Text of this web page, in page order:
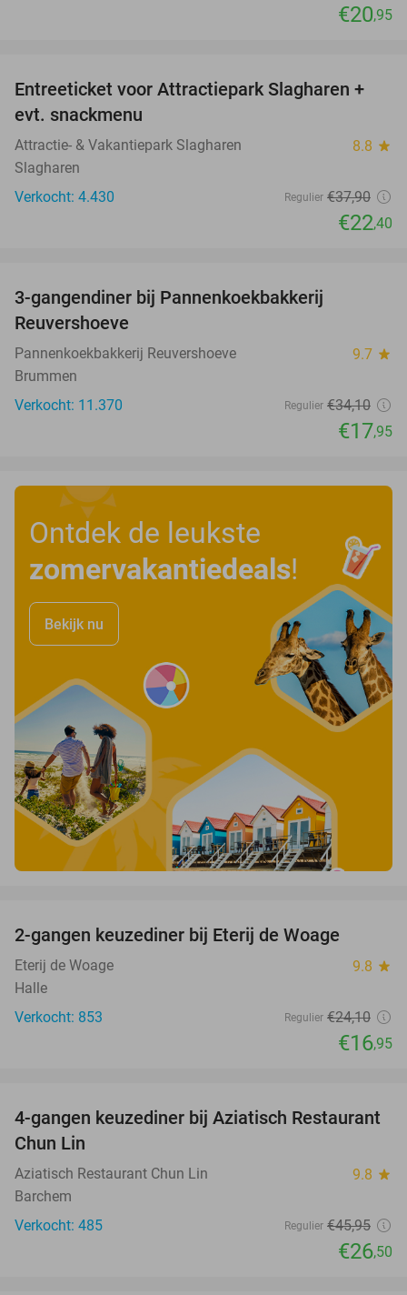
€20,95
41%
Entreeticket voor Attractiepark Slagharen +
evt. snackmenu
Attractie- & Vakantiepark Slagharen 8.8 star
Slagharen
Verkocht: 4.430
Regulier €37,90
€22,40
3-gangendiner bij Pannenkoekbakkerij
Reuvershoeve
Pannenkoekbakkerij Reuvershoeve 9.7 star
Brummen
Verkocht: 11.370
Regulier €34,10
€17,95
Ontdek de leukste
zomervakantiedeals!
Bekijk nu
2-gangen keuzediner bij Eterij de Woage
Eterij de Woage 9.8 star
Halle
Verkocht: 853
Regulier €24,10
€16,95
42%
4-gangen keuzediner bij Aziatisch Restaurant
Chun Lin
Aziatisch Restaurant Chun Lin 9.8 star
Barchem
Verkocht: 485
Regulier €45,95
€26,50